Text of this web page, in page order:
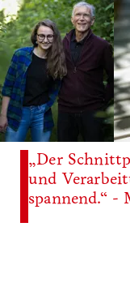
„Der
und
spannend.“ -